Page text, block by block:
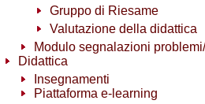
Gruppo di Riesame
Valutazione della didattica
Modulo segnalazioni
Didattica
Insegnamenti
Piattaforma e-learning